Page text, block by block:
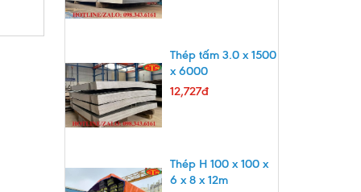
Thép tấm 3.0 x 1500
x 6000
12,727đ
Thép H 100 x 100 x
6 x 8 x 12m